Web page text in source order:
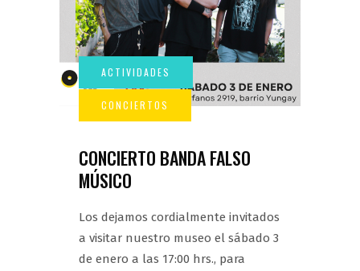
CONCIERTO BANDA FALSO
MÚSICO
Los dejamos cordialmente invitados
a visitar nuestro museo el sábado 3
de enero a las 17:00 hrs., para